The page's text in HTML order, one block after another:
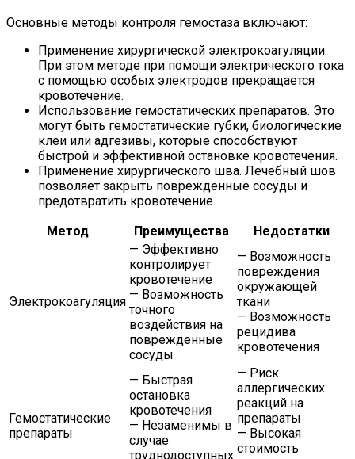
Основные методы контроля гемостаза включают:
Применение хирургической электрокоагуляции.
При этом методе при помощи электрического тока
с помощью особых электродов прекращается
кровотечение.
Использование гемостатических препаратов. Это
могут быть гемостатические губки, биологические
клеи или адгезивы, которые способствуют
быстрой и эффективной остановке кровотечения.
Применение хирургического шва. Лечебный шов
позволяет закрыть поврежденные сосуды и
предотвратить кровотечение.
Метод
Преимущества Недостатки
Электрокоагуляция
— Эффективно
контролирует
кровотечение
— Возможность
точного
воздействия на
поврежденные
сосуды
— Возможность
повреждения
окружающей
ткани
— Возможность
рецидива
кровотечения
Гемостатические
препараты
— Быстрая
остановка
кровотечения
— Незаменимы в
случае
труднодоступных
— Риск
аллергических
реакций на
препараты
— Высокая
стоимость